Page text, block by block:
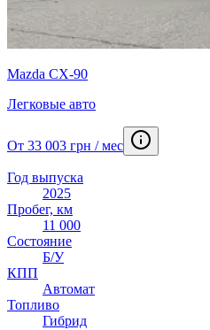
Mazda CX-90
Легковые авто
От 33 003 грн / мес
Год выпуска
2025
Пробег, км
11 000
Состояние
Б/У
КПП
Автомат
Топливо
Гибрид